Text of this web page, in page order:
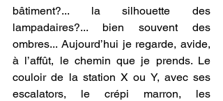
bâtiment?... la silhouette des
lampadaires?... bien souvent des
ombres... Aujourd’hui je regarde, avide,
à l’affût, le chemin que je prends. Le
couloir de la station X ou Y, avec ses
escalators, le crépi marron, les